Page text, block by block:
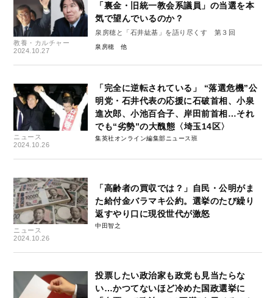
教養・カルチャー
2024.10.27
「裏金・旧統一教会系議員」の当選を本
気で望んでいるのか？
泉房穂と「石井紘基」を語り尽くす 第３回
泉房穂
ニュース
2024.10.26
「完全に逆転されている」 “落選危機”公
明党・石井代表の応援に石破首相、小泉
進次郎、小池百合子、岸田前首相…それ
でも“劣勢”の大醜態〈埼玉14区〉
集英社オンライン編集部ニュース班
ニュース
2024.10.26
「高齢者の買収では？」自民・公明がま
た給付金バラマキ公約。選挙のたび繰り
返すやり口に現役世代が激怒
中田智之
投票したい政治家も政党も見当たらな
い…かつてないほど冷めた国政選挙に